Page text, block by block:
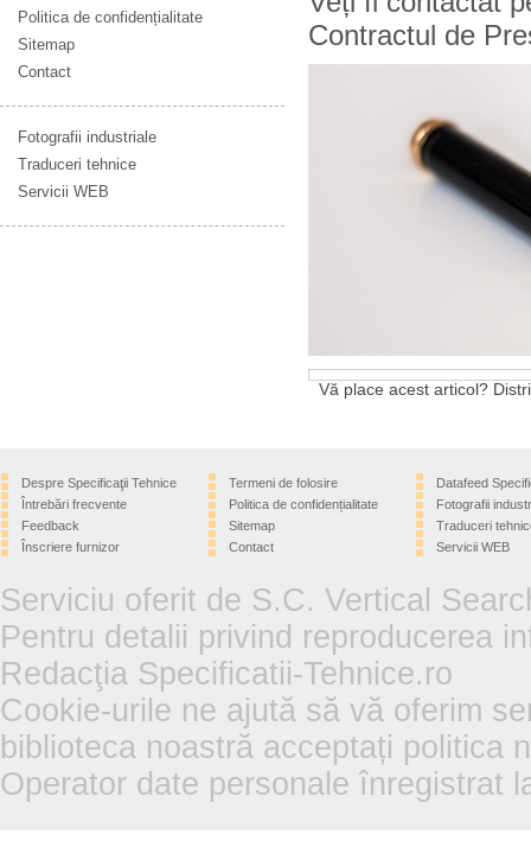
Politica de confidențialitate
Sitemap
Contact
Fotografii industriale
Traduceri tehnice
Servicii WEB
Contractul de
Vă place acest articol?
Despre Specificaţii Tehnice
Întrebări frecvente
Feedback
Înscriere furnizor
Termeni de folosire
Politica de confidențialitate
Sitemap
Contact
Datafeed
Fotografii
Traduceri
Servicii WEB
Serviciu oferit de S.C. Vertical
Pentru detalii privind reproducerea
Redacţia Specificatii-Tehnice.ro
Cookie-urile ne ajută să vă oferim
biblioteca noastră acceptați politica
Operator date personale înregistrat